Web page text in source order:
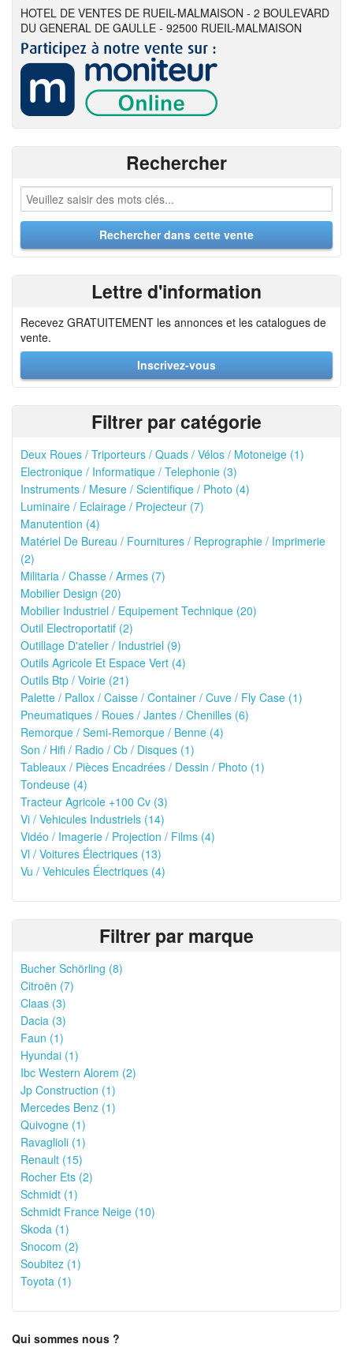
HOTEL DE VENTES DE RUEIL-MALMAISON - 2 BOULEVARD
DU GENERAL DE GAULLE - 92500 RUEIL-MALMAISON
Rechercher
Lettre d'information
Recevez GRATUITEMENT les annonces et les catalogues de
vente.
Inscrivez-vous
Filtrer par catégorie
Deux Roues / Triporteurs / Quads / Vélos / Motoneige (1)
Electronique / Informatique / Telephonie (3)
Instruments / Mesure / Scientifique / Photo (4)
Luminaire / Eclairage / Projecteur (7)
Manutention (4)
Matériel De Bureau / Fournitures / Reprographie / Imprimerie
(2)
Militaria / Chasse / Armes (7)
Mobilier Design (20)
Mobilier Industriel / Equipement Technique (20)
Outil Electroportatif (2)
Outillage D'atelier / Industriel (9)
Outils Agricole Et Espace Vert (4)
Outils Btp / Voirie (21)
Palette / Pallox / Caisse / Container / Cuve / Fly Case (1)
Pneumatiques / Roues / Jantes / Chenilles (6)
Remorque / Semi-Remorque / Benne (4)
Son / Hifi / Radio / Cb / Disques (1)
Tableaux / Pièces Encadrées / Dessin / Photo (1)
Tondeuse (4)
Tracteur Agricole +100 Cv (3)
Vi / Vehicules Industriels (14)
Vidéo / Imagerie / Projection / Films (4)
Vl / Voitures Électriques (13)
Vu / Vehicules Électriques (4)
Filtrer par marque
Bucher Schörling (8)
Citroën (7)
Claas (3)
Dacia (3)
Faun (1)
Hyundai (1)
Ibc Western Alorem (2)
Jp Construction (1)
Mercedes Benz (1)
Quivogne (1)
Ravaglioli (1)
Renault (15)
Rocher Ets (2)
Schmidt (1)
Schmidt France Neige (10)
Skoda (1)
Snocom (2)
Soubitez (1)
Toyota (1)
Qui sommes nous ?